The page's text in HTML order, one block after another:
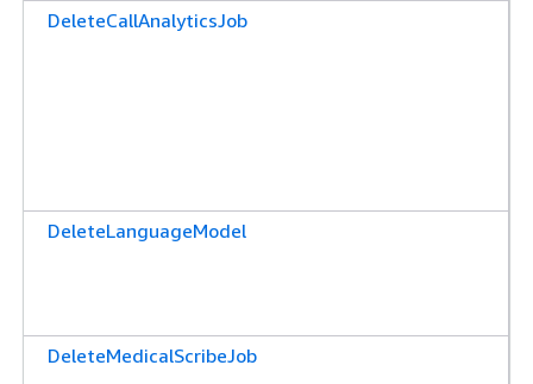
DeleteCallAnalyticsJob
DeleteLanguageModel
DeleteMedicalScribeJob